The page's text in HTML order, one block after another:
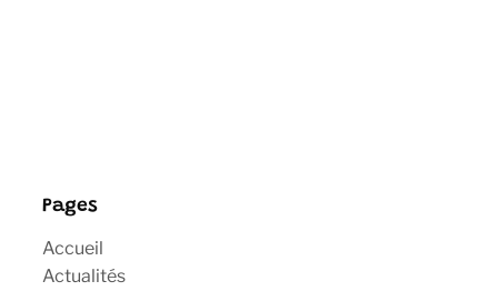
Pages
Accueil
Actualités